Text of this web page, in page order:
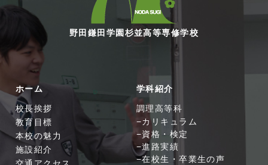
野田鎌田学園杉並高等専修学校
ホーム
校長挨拶
教育目標
本校の魅力
施設紹介
交通アクセス
学科紹介
調理高等科
カリキュラム
資格・検定
進路実績
在校生・卒業生の声